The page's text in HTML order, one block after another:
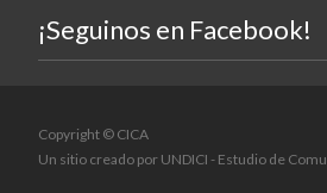
¡Seguinos en Facebook!
Copyright © CICA
Un sitio creado por UNDICI - Estudio de